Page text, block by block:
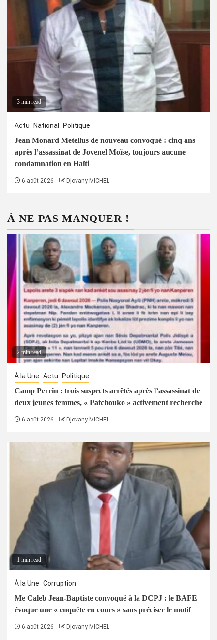
3 min read
Actu National Politique
Jean Monard Metellus de nouveau convoqué : cinq ans
après l’assassinat de Jovenel Moïse, toujours aucune
condamnation en Haïti
6 août 2026 Djovany MICHEL
À NE PAS MANQUER !
2 min read
À la Une Actu Politique
Camp Perrin : trois suspects arrêtés après l’assassinat de
deux jeunes femmes, « Patchouko » activement recherché
6 août 2026 Djovany MICHEL
1 min read
À la Une Corruption
Me Caleb Jean-Baptiste convoqué à la DCPJ : le BAFE
évoque une « enquête en cours » sans préciser le motif
6 août 2026 Djovany MICHEL